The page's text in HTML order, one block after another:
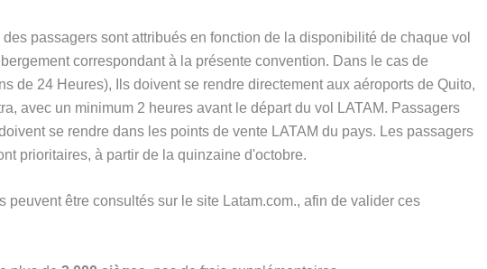
passagers sont attribués en fonction de la disponibilité de chaque vol
correspondant à la présente convention. Dans le cas de
de 24 Heures), Ils doivent se rendre directement aux aéroports de Quito,
avec un minimum 2 heures avant le départ du vol LATAM. Passagers
se rendre dans les points de vente LATAM du pays. Les passagers
prioritaires, à partir de la quinzaine d'octobre.
peuvent être consultés sur le site Latam.com., afin de valider ces